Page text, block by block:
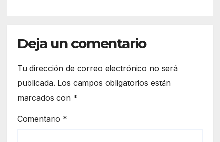
Deja un comentario
Tu dirección de correo electrónico no será
publicada. Los campos obligatorios están
marcados con *
Comentario *